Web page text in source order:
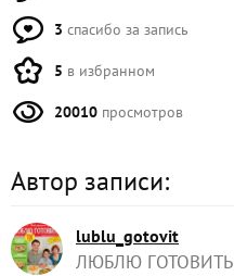
3 спасибо за запись
5 в избранном
20010 просмотров
Автор записи:
lublu_gotovit
ЛЮБЛЮ ГОТОВИТЬ